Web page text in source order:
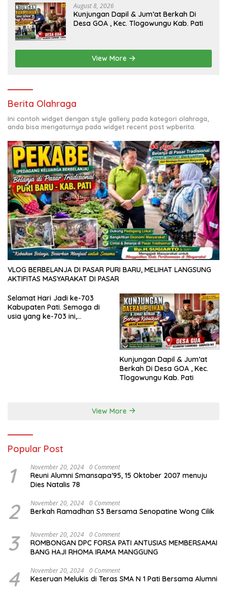
kesejahteraan bagi seluruh masyarakatnya. Semoga
sinergi dan kolaborasi yang telah terjalin semakin kuat
demi mewujudkan pembangunan yang berkelanjutan.
Dirgahayu Kabupaten Pati ke-703. Salam sedulur Pati
Selawase. Facebook
August 8, 2026
Kunjungan Dapil & Jum’at Berkah Di
Desa GOA , Kec. Tlogowungu Kab. Pati
View More
Berita Olahraga
Ini contoh widget dengan style gallery pada kategori olahraga,
anda bisa mengaturnya pada widget recent post wpberita.
VLOG BERBELANJA DI PASAR PURI BARU, MELIHAT LANGSUNG
AKTIFITAS MASYARAKAT DI PASAR
Selamat Hari Jadi ke-703
Kabupaten Pati. Semoga di
usia yang ke-703 ini,
Salam sedulur Pati Selawase.
Facebook
Kunjungan Dapil & Jum’at
Berkah Di Desa GOA , Kec.
Tlogowungu Kab. Pati
View More
Popular Post
1 November 20, 2024 0 Comment
Reuni Alumni Smansapa’95, 15 Oktober 2007 menuju
Dies Natalis 78
2 November 20, 2024 0 Comment
Berkah Ramadhan S3 Bersama Senopatine Wong Cilik
3 November 20, 2024 0 Comment
ROMBONGAN DPC FORSA PATI ANTUSIAS MEMBERSAMAI
BANG HAJI RHOMA IRAMA MANGGUNG
4 November 20, 2024 0 Comment
Keseruan Melukis di Teras SMA N 1 Pati Bersama Alumni